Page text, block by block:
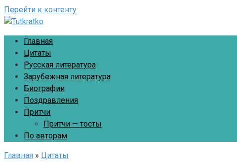
Перейти к контенту
Главная
Цитаты
Русская литература
Зарубежная литература
Биографии
Поздравления
Притчи
Притчи — тосты
По авторам
Главная » Цитаты